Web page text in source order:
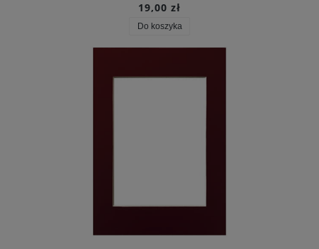
19,00 zł
Do koszyka